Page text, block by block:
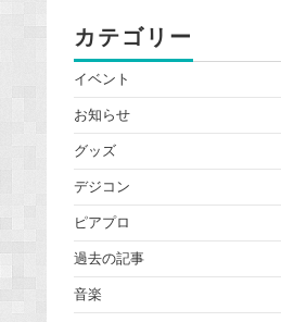
カテゴリー
イベント
お知らせ
グッズ
デジコン
ピアプロ
過去の記事
音楽